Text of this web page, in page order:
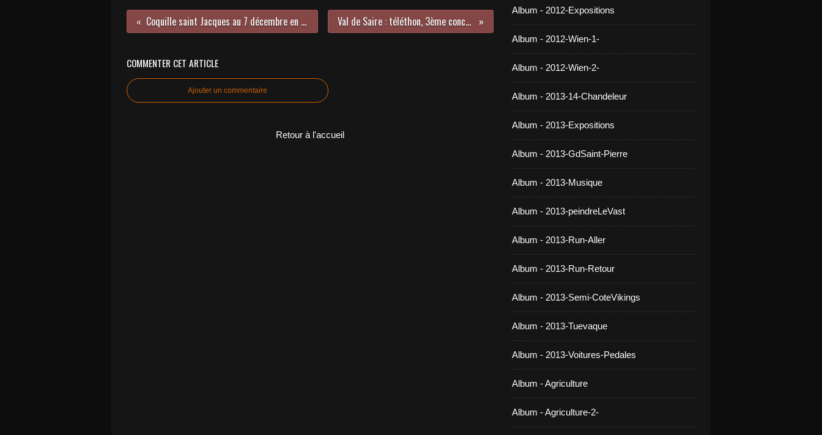
Coquille saint Jacques au 7 décembre en Baie de Seine Val de Saire : téléthon, 3ème concert des élus
COMMENTER CET ARTICLE
Ajouter un commentaire
Retour à l'accueil
Album - 2012-Expositions
Album - 2012-Wien-1-
Album - 2012-Wien-2-
Album - 2013-14-Chandeleur
Album - 2013-Expositions
Album - 2013-GdSaint-Pierre
Album - 2013-Musique
Album - 2013-peindreLeVast
Album - 2013-Run-Aller
Album - 2013-Run-Retour
Album - 2013-Semi-CoteVikings
Album - 2013-Tuevaque
Album - 2013-Voitures-Pedales
Album - Agriculture
Album - Agriculture-2-